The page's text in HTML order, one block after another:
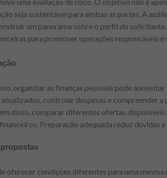
seja sustentável para ambas as partes. A
um panorama sobre o perfil do
para promover operações responsáveis
organizar as finanças pessoais pode
controlar despesas e compreender
disso, comparar diferentes ofertas
Preparação adequada reduz dúvidas
oferecer condições diferentes para uma mesma